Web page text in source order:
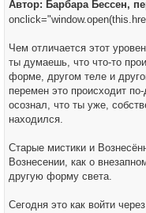
н
и
Автор: Барбара Бессен,
Чем отличается этот
ты думаешь, что что-то
форме, другом теле и
перемен это происходит
осознал, что ты уже,
находился.
Старые мистики и
Вознесении, как о
другую форму света.
Сегодня это как войти